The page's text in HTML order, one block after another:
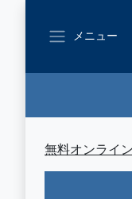
メニュー
無料オンライ